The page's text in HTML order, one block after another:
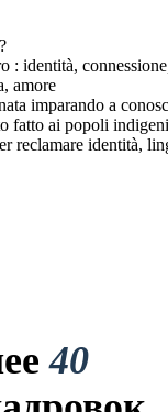
: identità,
amore
imparando a
fatto ai popoli
reclamare identità,
40